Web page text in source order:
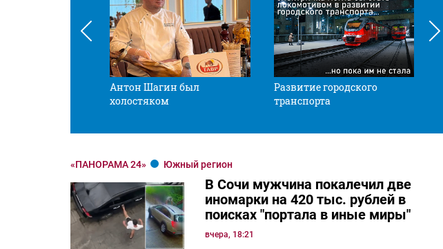
Антон Шагин был
холостяком
Развитие городского
транспорта
«ПАНОРАМА 24» Южный регион
В Сочи мужчина покалечил две
иномарки на 420 тыс. рублей в
поисках "портала в иные миры"
вчера, 18:21